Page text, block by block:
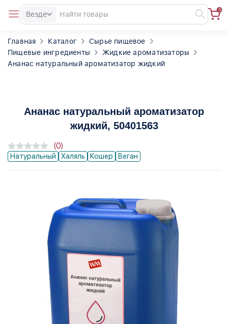
Везде
0
Главная Каталог
Сырье пищевое
Пищевые ингредиенты
Жидкие ароматизаторы
Ананас натуральный ароматизатор жидкий
Ананас натуральный ароматизатор
жидкий, 50401563
Натуральный Халяль Кошер Веган
(0)